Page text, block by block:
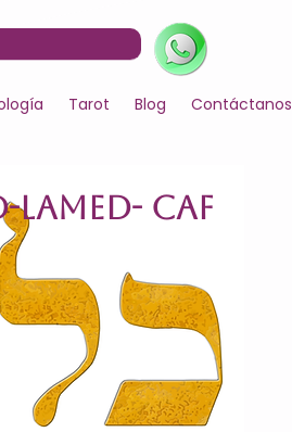
Tarot Blog Contáctanos
LAMED- CAF